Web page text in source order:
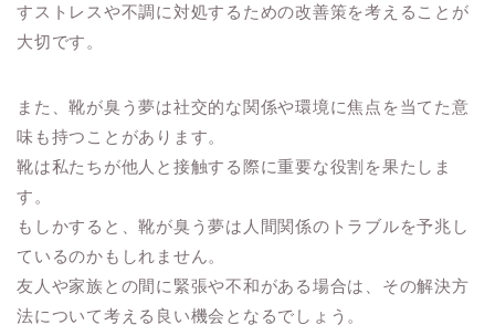
すストレスや不調に対処するための改善策を考えることが
大切です。
また、靴が臭う夢は社交的な関係や環境に焦点を当てた意
味も持つことがあります。
靴は私たちが他人と接触する際に重要な役割を果たしま
す。
もしかすると、靴が臭う夢は人間関係のトラブルを予兆し
ているのかもしれません。
友人や家族との間に緊張や不和がある場合は、その解決方
法について考える良い機会となるでしょう。